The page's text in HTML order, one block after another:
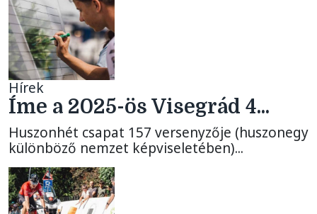
Hírek
Íme a 2025-ös Visegrád 4...
Huszonhét csapat 157 versenyzője (huszonegy
különböző nemzet képviseletében)...